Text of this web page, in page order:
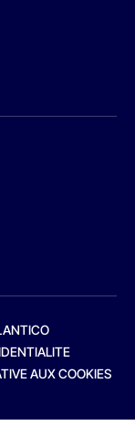
AUX COOKIES